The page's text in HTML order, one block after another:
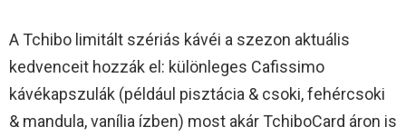
A Tchibo limitált szériás kávéi a szezon aktuális
kedvenceit hozzák el: különleges Cafissimo
kávékapszulák (például pisztácia & csoki, fehércsoki
& mandula, vanília ízben) most akár TchiboCard áron is